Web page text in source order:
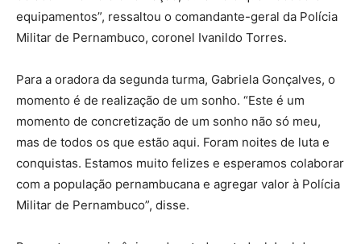
equipamentos”, ressaltou o comandante-geral da Polícia
Militar de Pernambuco, coronel Ivanildo Torres.
Para a oradora da segunda turma, Gabriela Gonçalves, o
momento é de realização de um sonho. “Este é um
momento de concretização de um sonho não só meu,
mas de todos os que estão aqui. Foram noites de luta e
conquistas. Estamos muito felizes e esperamos colaborar
com a população pernambucana e agregar valor à Polícia
Militar de Pernambuco”, disse.